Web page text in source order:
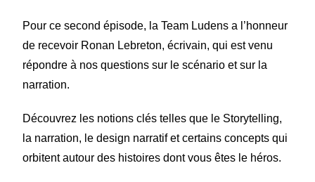
Pour ce second épisode, la Team Ludens a l’honneur
de recevoir Ronan Lebreton, écrivain, qui est venu
répondre à nos questions sur le scénario et sur la
narration.
Découvrez les notions clés telles que le Storytelling,
la narration, le design narratif et certains concepts qui
orbitent autour des histoires dont vous êtes le héros.